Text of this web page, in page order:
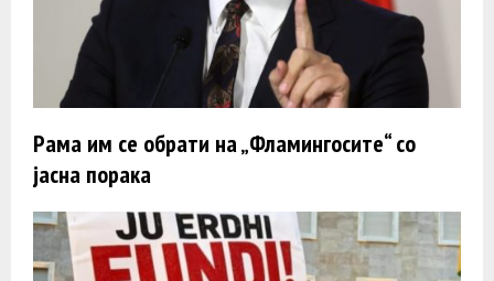
Рама им се обрати на „Фламингосите“ со
јасна порака